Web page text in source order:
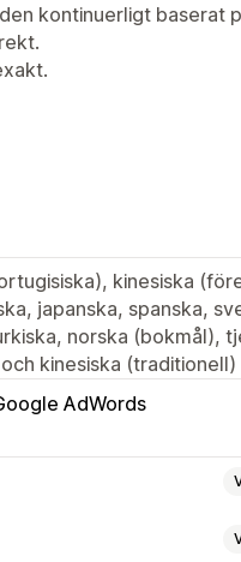
kontinuerligt baserat
kinesiska
japanska, spanska,
norska (bokmål),
kinesiska (traditionell)
AdWords